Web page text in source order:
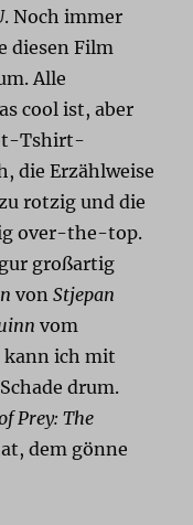
. Noch immer
diesen Film
Alle
cool ist, aber
Tshirt-
die Erzählweise
rotzig und die
over-the-top.
großartig
vonStjepan
vom
kann ich mit
drum.
Prey: The
dem gönne